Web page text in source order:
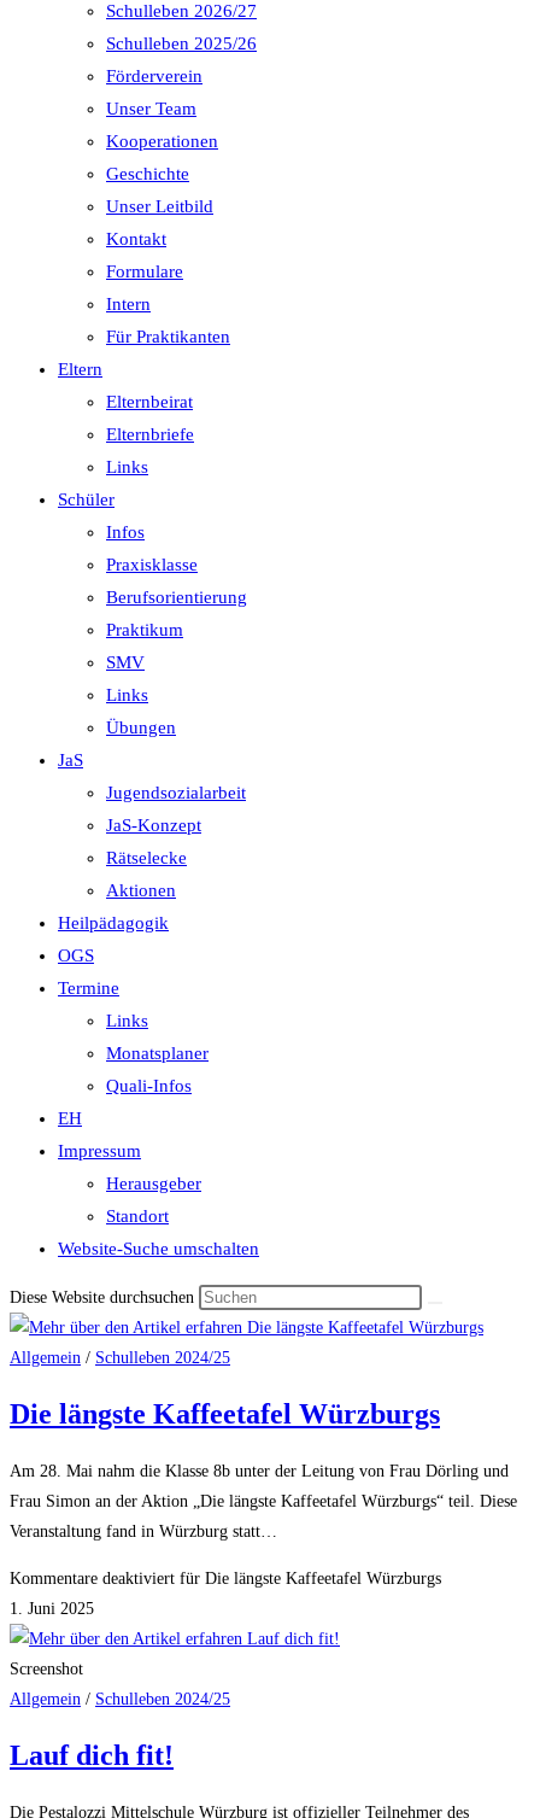
Schulleben 2026/27
Schulleben 2025/26
Förderverein
Unser Team
Kooperationen
Geschichte
Unser Leitbild
Kontakt
Formulare
Intern
Für Praktikanten
Eltern
Elternbeirat
Elternbriefe
Links
Schüler
Infos
Praxisklasse
Berufsorientierung
Praktikum
SMV
Links
Übungen
JaS
Jugendsozialarbeit
JaS-Konzept
Rätselecke
Aktionen
Heilpädagogik
OGS
Termine
Links
Monatsplaner
Quali-Infos
EH
Impressum
Herausgeber
Standort
Website-Suche umschalten
Diese Website durchsuchen
Allgemein / Schulleben 2024/25
Die längste Kaffeetafel Würzburgs
Am 28. Mai nahm die Klasse 8b unter der Leitung von Frau Dörling und
Frau Simon an der Aktion „Die längste Kaffeetafel Würzburgs“ teil. Diese
Veranstaltung fand in Würzburg statt…
Kommentare deaktiviert für Die längste Kaffeetafel Würzburgs
1. Juni 2025
Screenshot
Allgemein / Schulleben 2024/25
Lauf dich fit!
Die Pestalozzi Mittelschule Würzburg ist offizieller Teilnehmer des